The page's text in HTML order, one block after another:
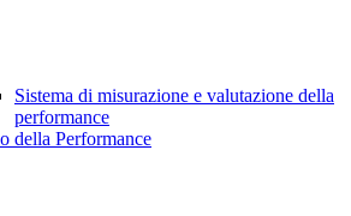
Sistema di misurazione e valutazione della
performance
della Performance